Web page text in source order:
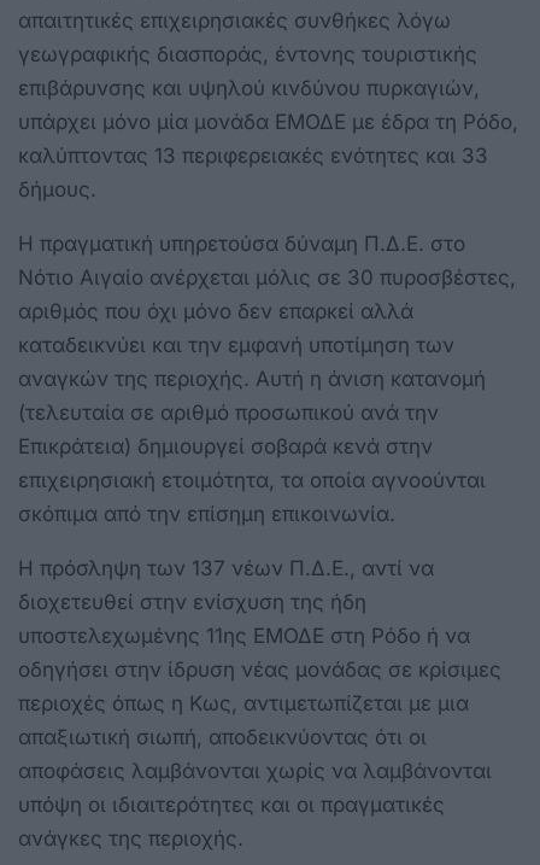
απαιτητικές επιχειρησιακές συνθήκες λόγω
γεωγραφικής διασποράς, έντονης τουριστικής
επιβάρυνσης και υψηλού κινδύνου πυρκαγιών,
υπάρχει μόνο μία μονάδα ΕΜΟΔΕ με έδρα τη Ρόδο,
καλύπτοντας 13 περιφερειακές ενότητες και 33
δήμους.
Η πραγματική υπηρετούσα δύναμη Π.Δ.Ε. στο
Νότιο Αιγαίο ανέρχεται μόλις σε 30 πυροσβέστες,
αριθμός που όχι μόνο δεν επαρκεί αλλά
καταδεικνύει και την εμφανή υποτίμηση των
αναγκών της περιοχής. Αυτή η άνιση κατανομή
(τελευταία σε αριθμό προσωπικού ανά την
Επικράτεια) δημιουργεί σοβαρά κενά στην
επιχειρησιακή ετοιμότητα, τα οποία αγνοούνται
σκόπιμα από την επίσημη επικοινωνία.
Η πρόσληψη των 137 νέων Π.Δ.Ε., αντί να
διοχετευθεί στην ενίσχυση της ήδη
υποστελεχωμένης 11ης ΕΜΟΔΕ στη Ρόδο ή να
οδηγήσει στην ίδρυση νέας μονάδας σε κρίσιμες
περιοχές όπως η Κως, αντιμετωπίζεται με μια
απαξιωτική σιωπή, αποδεικνύοντας ότι οι
αποφάσεις λαμβάνονται χωρίς να λαμβάνονται
υπόψη οι ιδιαιτερότητες και οι πραγματικές
ανάγκες της περιοχής.